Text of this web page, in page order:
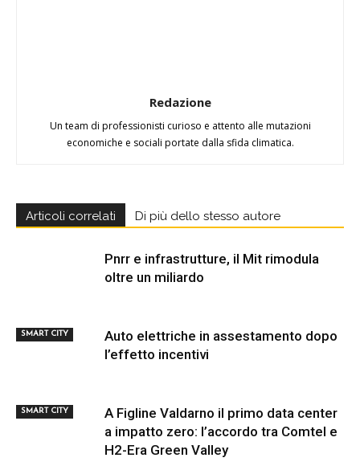
Redazione
Un team di professionisti curioso e attento alle mutazioni
economiche e sociali portate dalla sfida climatica.
Articoli correlati Di più dello stesso autore
SMART CITY
Pnrr e infrastrutture, il Mit rimodula
oltre un miliardo
SMART CITY
Auto elettriche in assestamento dopo
l’effetto incentivi
A Figline Valdarno il primo data center
a impatto zero: l’accordo tra Comtel e
H2-Era Green Valley